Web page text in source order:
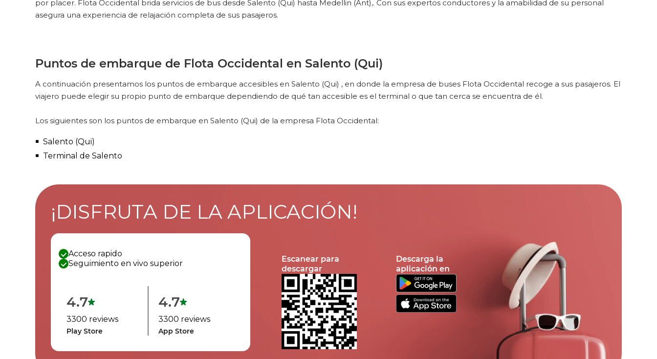
por placer. Flota Occidental brida servicios de bus desde Salento (Qui) hasta Medellin (Ant),. Con sus expertos conductores y la amabilidad de su personal
asegura una experiencia de relajación completa de sus pasajeros.
Puntos de embarque de Flota Occidental en Salento (Qui)
A continuación presentamos los puntos de embarque accesibles en Salento (Qui) , en donde la empresa de buses Flota Occidental recoge a sus pasajeros. El
viajero puede elegir su propio punto de embarque dependiendo de qué tan accesible es el terminal o que tan cerca se encuentra de él.
Los siguientes son los puntos de embarque en Salento (Qui) de la empresa Flota Occidental:
Salento (Qui)
Terminal de Salento
¡DISFRUTA DE LA APLICACIÓN!
Acceso rapido
Seguimiento en vivo superior
4.7
3300 reviews
Play Store
4.7
3300 reviews
App Store
Escanear para
descargar
Descarga la
aplicación en